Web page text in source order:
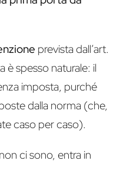
prevista dall’art.
è spesso naturale: il
imposta, purché
dalla norma (che,
caso per caso).
ci sono, entra in